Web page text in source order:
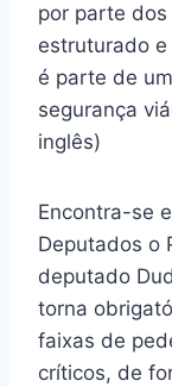
por parte
estruturado
é parte de
segurança
inglês)
Encontra-se
Deputados o
deputado
torna
faixas de
críticos, de